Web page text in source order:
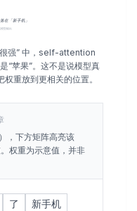
很强” 中，self-attention
“苹果”。这不是说模型真
重放到更相关的位置。
，下方矩阵高亮该
权重为示意值，并非
了
新手机